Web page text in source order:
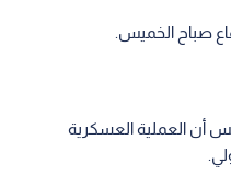
صباح الخميس.
أن العملية العسكرية